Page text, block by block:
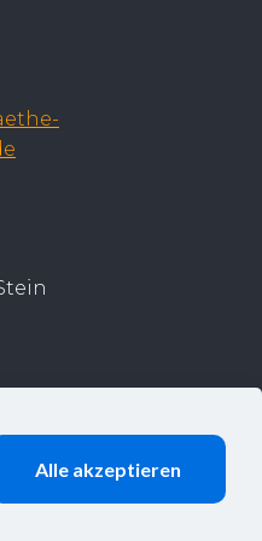
Alle akzeptieren